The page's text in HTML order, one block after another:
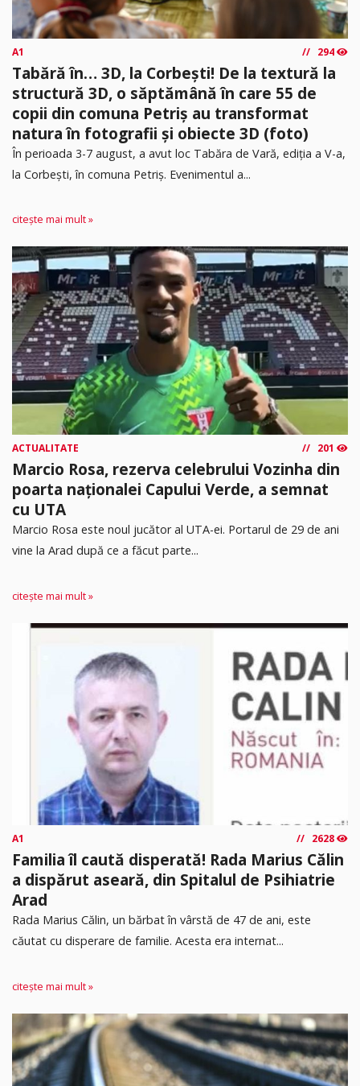
A1 294
Tabără în… 3D, la Corbești! De la textură la
structură 3D, o săptămână în care 55 de
copii din comuna Petriș au transformat
natura în fotografii și obiecte 3D (foto)
În perioada 3-7 august, a avut loc Tabăra de Vară, ediția a V-a,
la Corbești, în comuna Petriș. Evenimentul a...
citește mai mult »
ACTUALITATE 201
Marcio Rosa, rezerva celebrului Vozinha din
poarta naționalei Capului Verde, a semnat
cu UTA
Marcio Rosa este noul jucător al UTA-ei. Portarul de 29 de ani
vine la Arad după ce a făcut parte...
citește mai mult »
A1 2628
Familia îl caută disperată! Rada Marius Călin
a dispărut aseară, din Spitalul de Psihiatrie
Arad
Rada Marius Călin, un bărbat în vârstă de 47 de ani, este
căutat cu disperare de familie. Acesta era internat...
citește mai mult »